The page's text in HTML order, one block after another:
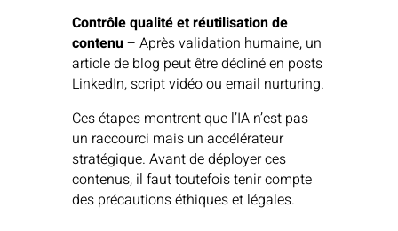
Contrôle qualité et réutilisation de
contenu– Après validation humaine, un
article de blog peut être décliné en posts
LinkedIn, script vidéo ou email nurturing.
Ces étapes montrent que l’IA n’est pas
un raccourci mais un accélérateur
stratégique. Avant de déployer ces
contenus, il faut toutefois tenir compte
des précautions éthiques et légales.